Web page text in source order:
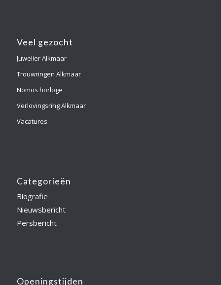
Veel gezocht
Juwelier Alkmaar
Trouwringen Alkmaar
Nomos horloge
Verlovingsring Alkmaar
Vacatures
Categorieën
Biografie
Nieuwsbericht
Persbericht
Openingstijden